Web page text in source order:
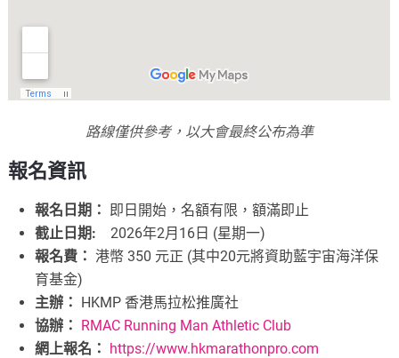
路線僅供參考，以大會最終公布為準
報名資訊
報名日期：
即日開始，名額有限，額滿即止
截止日期:
2026年2月16日 (星期一)
報名費： 港幣 350 元正 (其中20元將資助藍宇宙海洋保
育基金)
主辦： HKMP 香港馬拉松推廣社
協辦： RMAC Running Man Athletic Club
網上報名： https://www.hkmarathonpro.com